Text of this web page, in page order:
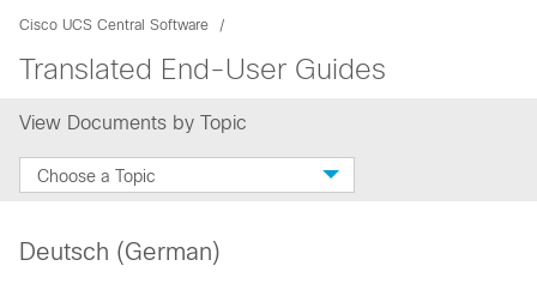
Cisco UCS Central Software
Translated End-User Guides
View Documents by Topic
Choose a Topic
Deutsch (German)